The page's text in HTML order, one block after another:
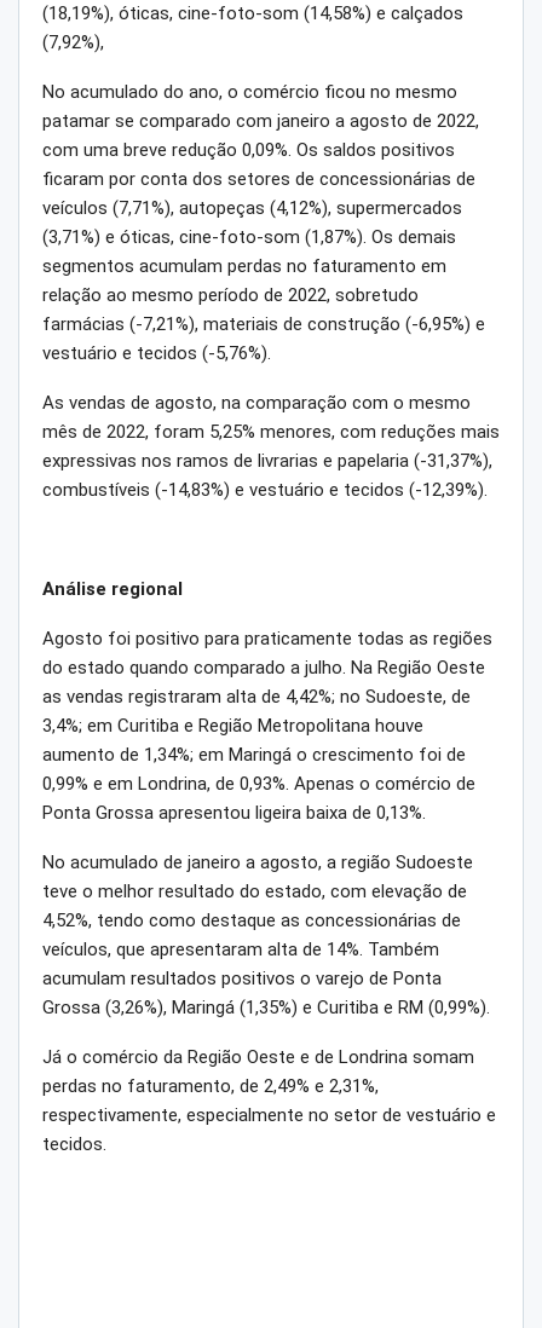
(18,19%), óticas, cine-foto-som (14,58%) e calçados
(7,92%),
No acumulado do ano, o comércio ficou no mesmo
patamar se comparado com janeiro a agosto de 2022,
com uma breve redução 0,09%. Os saldos positivos
ficaram por conta dos setores de concessionárias de
veículos (7,71%), autopeças (4,12%), supermercados
(3,71%) e óticas, cine-foto-som (1,87%). Os demais
segmentos acumulam perdas no faturamento em
relação ao mesmo período de 2022, sobretudo
farmácias (-7,21%), materiais de construção (-6,95%) e
vestuário e tecidos (-5,76%).
As vendas de agosto, na comparação com o mesmo
mês de 2022, foram 5,25% menores, com reduções mais
expressivas nos ramos de livrarias e papelaria (-31,37%),
combustíveis (-14,83%) e vestuário e tecidos (-12,39%).
Análise regional
Agosto foi positivo para praticamente todas as regiões
do estado quando comparado a julho. Na Região Oeste
as vendas registraram alta de 4,42%; no Sudoeste, de
3,4%; em Curitiba e Região Metropolitana houve
aumento de 1,34%; em Maringá o crescimento foi de
0,99% e em Londrina, de 0,93%. Apenas o comércio de
Ponta Grossa apresentou ligeira baixa de 0,13%.
No acumulado de janeiro a agosto, a região Sudoeste
teve o melhor resultado do estado, com elevação de
4,52%, tendo como destaque as concessionárias de
veículos, que apresentaram alta de 14%. Também
acumulam resultados positivos o varejo de Ponta
Grossa (3,26%), Maringá (1,35%) e Curitiba e RM (0,99%).
Já o comércio da Região Oeste e de Londrina somam
perdas no faturamento, de 2,49% e 2,31%,
respectivamente, especialmente no setor de vestuário e
tecidos.